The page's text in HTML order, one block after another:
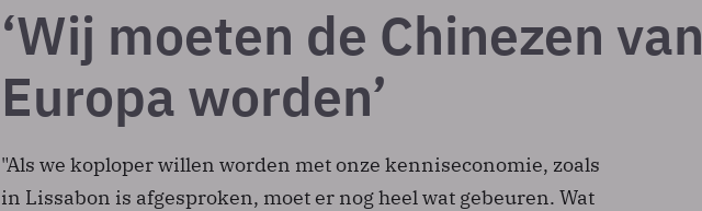
‘Wij moeten de Chinezen van
Europa worden’
"Als we koploper willen worden met onze kenniseconomie, zoals
in Lissabon is afgesproken, moet er nog heel wat gebeuren. Wat